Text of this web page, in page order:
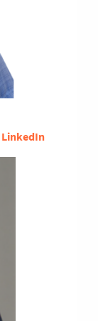
LinkedIn